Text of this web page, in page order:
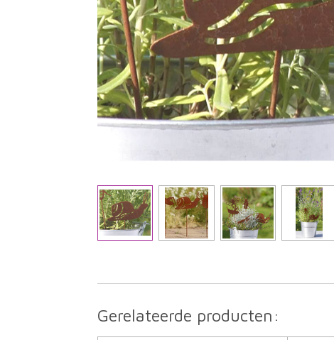
Gerelateerde producten: